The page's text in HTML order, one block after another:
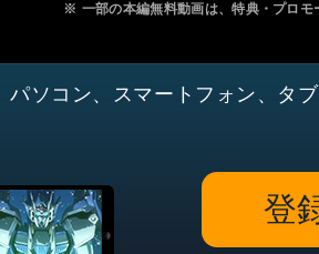
※ 一部の本編無料動画は、特典・プロモ
ソコン、スマートフォン、タブ
登